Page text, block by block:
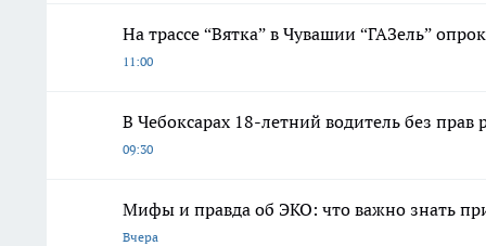
На трассе “Вятка” в Чувашии “ГАЗель”
11:00
В Чебоксарах 18-летний водитель без
09:30
Мифы и правда об ЭКО: что важно знать
Вчера